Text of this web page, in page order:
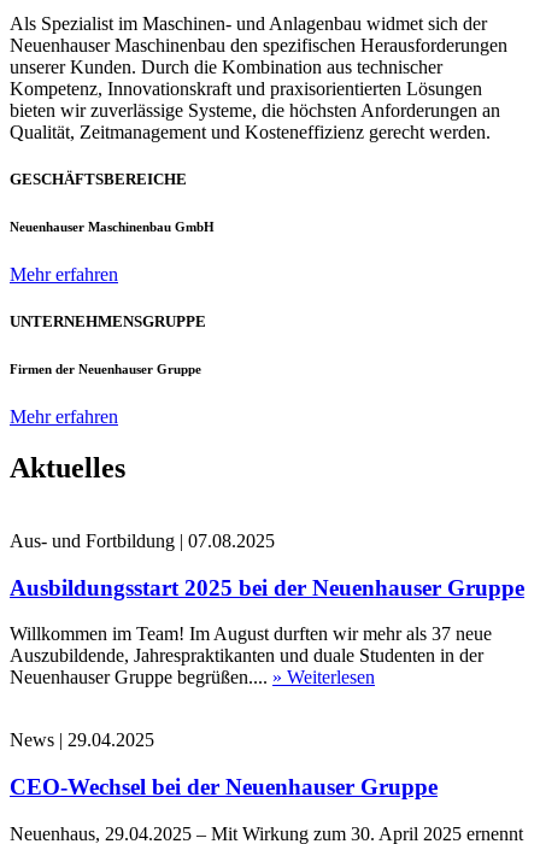
Als Spezialist im Maschinen- und Anlagenbau widmet sich der
Neuenhauser Maschinenbau den spezifischen Herausforderungen
unserer Kunden. Durch die Kombination aus technischer
Kompetenz, Innovationskraft und praxisorientierten Lösungen
bieten wir zuverlässige Systeme, die höchsten Anforderungen an
Qualität, Zeitmanagement und Kosteneffizienz gerecht werden.
GESCHÄFTSBEREICHE
Neuenhauser Maschinenbau GmbH
Mehr erfahren
UNTERNEHMENSGRUPPE
Firmen der Neuenhauser Gruppe
Mehr erfahren
Aktuelles
Aus- und Fortbildung | 07.08.2025
Ausbildungsstart 2025 bei der Neuenhauser Gruppe
Willkommen im Team! Im August durften wir mehr als 37 neue
Auszubildende, Jahrespraktikanten und duale Studenten in der
Neuenhauser Gruppe begrüßen.... » Weiterlesen
News | 29.04.2025
CEO-Wechsel bei der Neuenhauser Gruppe
Neuenhaus, 29.04.2025 – Mit Wirkung zum 30. April 2025 ernennt